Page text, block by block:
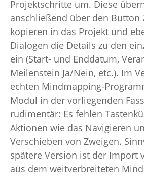
Projektschritte um. Diese
anschließend über den Button
kopieren in das Projekt und
Dialogen die Details zu den
ein (Start- und Enddatum,
Meilenstein Ja/Nein, etc.). Im
echten Mindmapping-
Modul in der vorliegenden
rudimentär: Es fehlen
Aktionen wie das Navigieren
Verschieben von Zweigen.
spätere Version ist der Import
aus dem weitverbreiteten